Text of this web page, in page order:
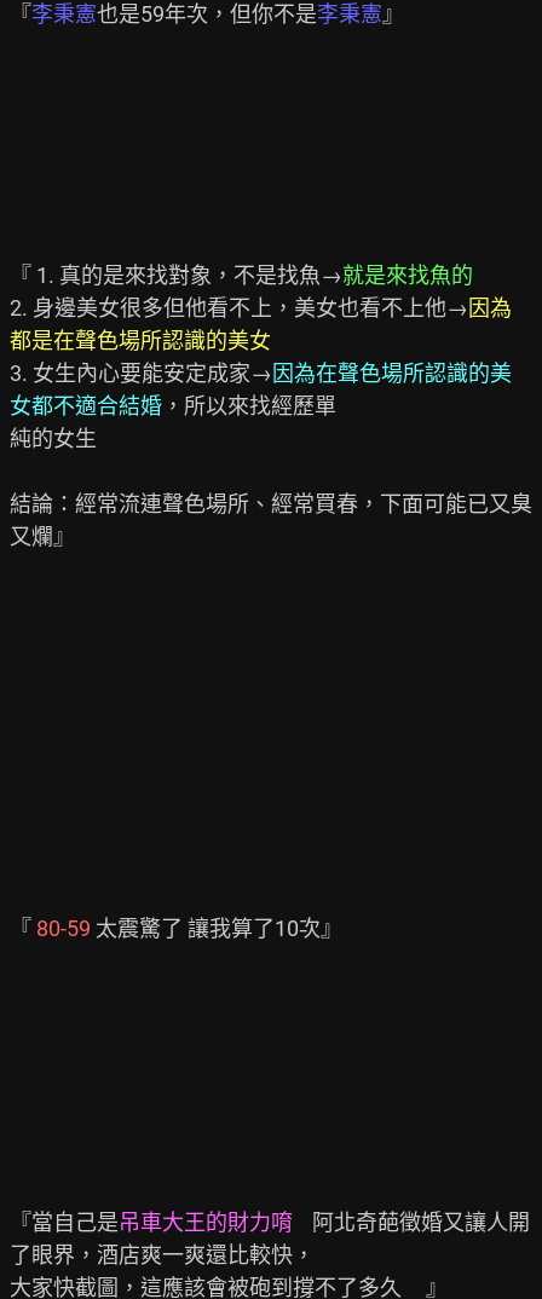
『李秉憲也是59年次，但你不是李秉憲 』
『 1. 真的是來找對象，不是找魚→就是來找魚的
2. 身邊美女很多但他看不上，美女也看不上他→因為
都是在聲色場所認識的美女
3. 女生內心要能安定成家→因為在聲色場所認識的美
女都不適合結婚 ，所以來找經歷單
純的女生
結論：經常流連聲色場所、經常買春，下面可能已又臭
又爛』
『 80-59 太震驚了 讓我算了10次』
『當自己是吊車大王的財力唷
    阿北奇葩徵婚又讓人開
了眼界，酒店爽一爽還比較快，
大家快截圖，這應該會被砲到撐不了多久     』